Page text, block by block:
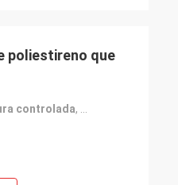
poliestireno que
controlada,